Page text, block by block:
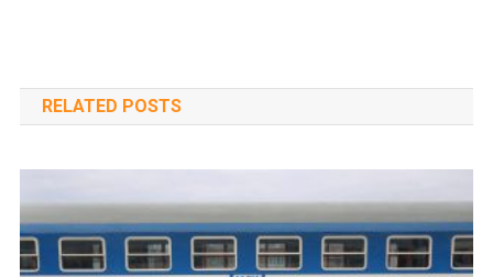
RELATED POSTS